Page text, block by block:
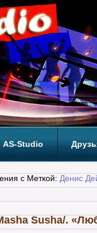
AS-Studio
с Меткой: Денис
Susha/.